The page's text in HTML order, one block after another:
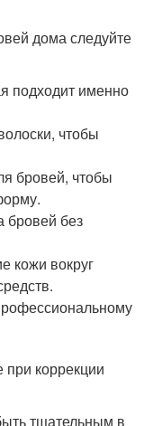
дома следуйте
подходит именно
чтобы
бровей, чтобы
бровей без
кожи вокруг
коррекции
тщательным в